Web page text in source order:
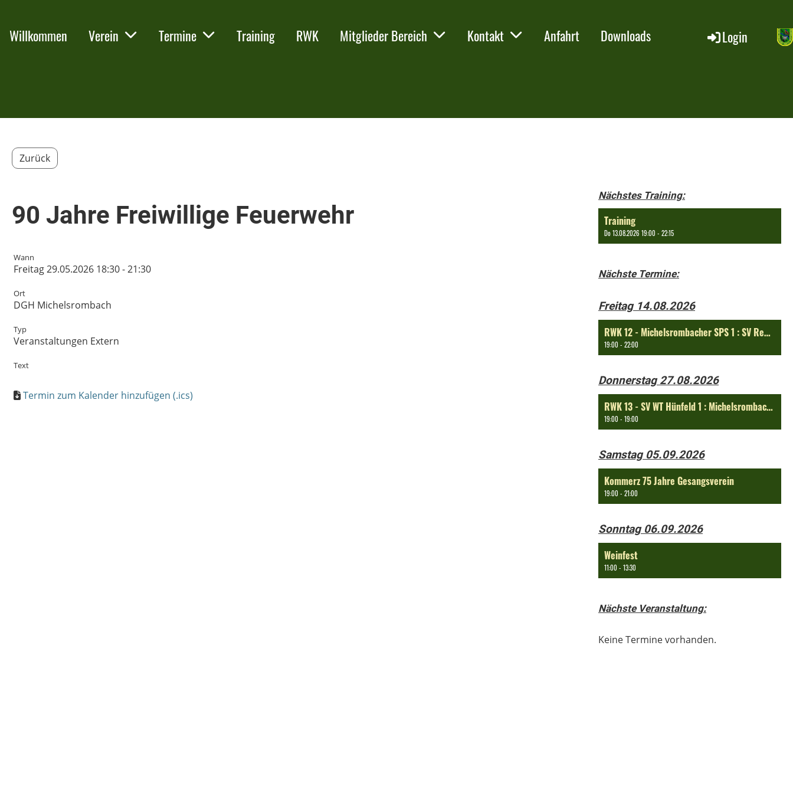
Willkommen Verein Termine Training RWK Mitglieder Bereich Kontakt Anfahrt Downloads Login
Zurück
90 Jahre Freiwillige Feuerwehr
Wann
Freitag 29.05.2026 18:30 - 21:30
Ort
DGH Michelsrombach
Typ
Veranstaltungen Extern
Text
Termin zum Kalender hinzufügen (.ics)
Nächstes Training:
Training
Do 13.08.2026 19:00 - 22:15
Nächste Termine:
Freitag 14.08.2026
RWK 12 - Michelsrombacher SPS 1 : SV Rengersfeld 1
19:00 - 22:00
Donnerstag 27.08.2026
RWK 13 - SV WT Hünfeld 1 : Michelsrombacher SPS 1
19:00 - 19:00
Samstag 05.09.2026
Kommerz 75 Jahre Gesangsverein
19:00 - 21:00
Sonntag 06.09.2026
Weinfest
11:00 - 13:30
Nächste Veranstaltung:
Keine Termine vorhanden.